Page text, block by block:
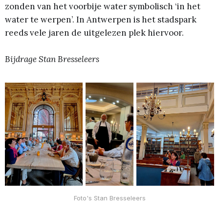
zonden van het voorbije water symbolisch ‘in het
water te werpen’. In Antwerpen is het stadspark
reeds vele jaren de uitgelezen plek hiervoor.
Bijdrage Stan Bresseleers
Foto's Stan Bresseleers